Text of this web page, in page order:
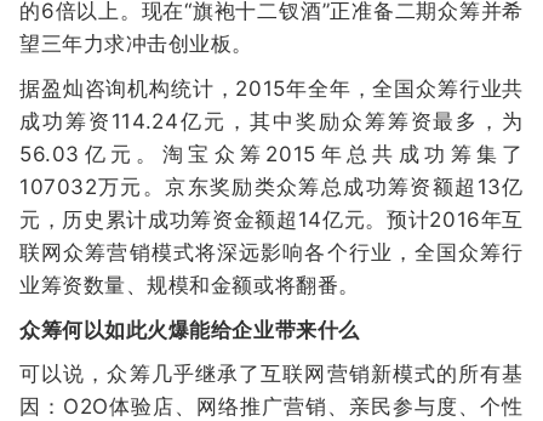
的6倍以上。现在“旗袍十二钗酒”正准备二期众筹并希
望三年力求冲击创业板。
据盈灿咨询机构统计，2015年全年，全国众筹行业共
成功筹资114.24亿元，其中奖励众筹筹资最多，为
56.03亿元。淘宝众筹2015年总共成功筹集了
107032万元。京东奖励类众筹总成功筹资额超13亿
元，历史累计成功筹资金额超14亿元。预计2016年互
联网众筹营销模式将深远影响各个行业，全国众筹行
业筹资数量、规模和金额或将翻番。
众筹何以如此火爆能给企业带来什么
可以说，众筹几乎继承了互联网营销新模式的所有基
因：O2O体验店、网络推广营销、亲民参与度、个性